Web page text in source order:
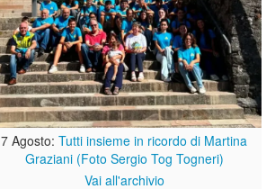
7 Agosto: Tutti insieme in ricordo di Martina
Graziani (Foto Sergio Tog Togneri)
Vai all'archivio